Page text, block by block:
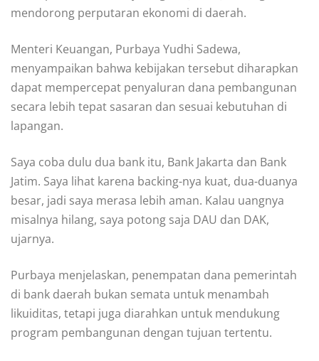
mendorong perputaran ekonomi di daerah.
Menteri Keuangan, Purbaya Yudhi Sadewa,
menyampaikan bahwa kebijakan tersebut diharapkan
dapat mempercepat penyaluran dana pembangunan
secara lebih tepat sasaran dan sesuai kebutuhan di
lapangan.
Saya coba dulu dua bank itu, Bank Jakarta dan Bank
Jatim. Saya lihat karena backing-nya kuat, dua-duanya
besar, jadi saya merasa lebih aman. Kalau uangnya
misalnya hilang, saya potong saja DAU dan DAK,
ujarnya.
Purbaya menjelaskan, penempatan dana pemerintah
di bank daerah bukan semata untuk menambah
likuiditas, tetapi juga diarahkan untuk mendukung
program pembangunan dengan tujuan tertentu.